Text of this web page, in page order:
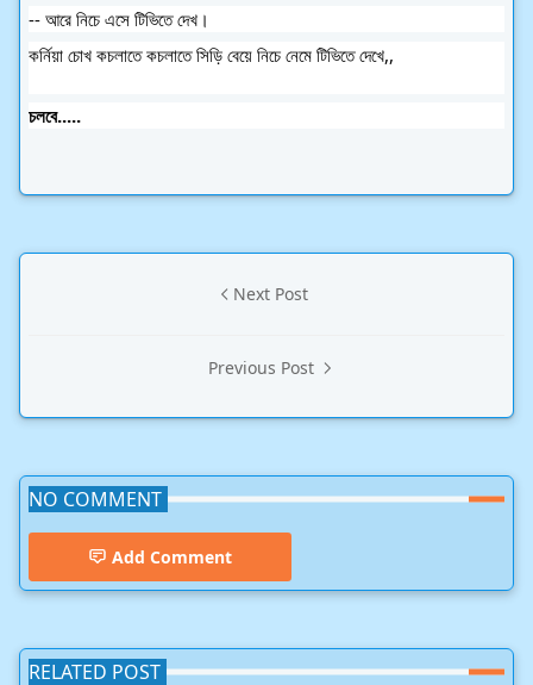
-- আরে নিচে এসে টিভিতে দেখ।
কর্নিয়া চোখ কচলাতে কচলাতে সিড়ি বেয়ে নিচে নেমে টিভিতে দেখে,,
চলবে.....
Next Post
Previous Post
NO COMMENT
Add Comment
RELATED POST